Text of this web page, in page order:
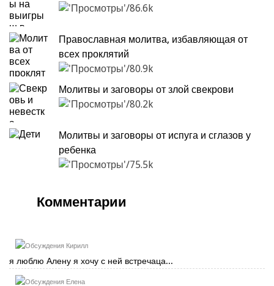
86.6k
Православная молитва, избавляющая от
всех проклятий
80.9k
Молитвы и заговоры от злой свекрови
80.2k
Молитвы и заговоры от испуга и сглазов у
ребенка
75.5k
Комментарии
Кирилл
я люблю Алену я хочу с ней встречаца...
Елена